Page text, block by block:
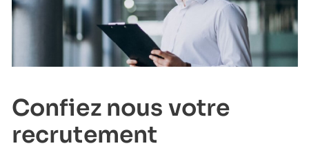
Confiez nous votre
recrutement